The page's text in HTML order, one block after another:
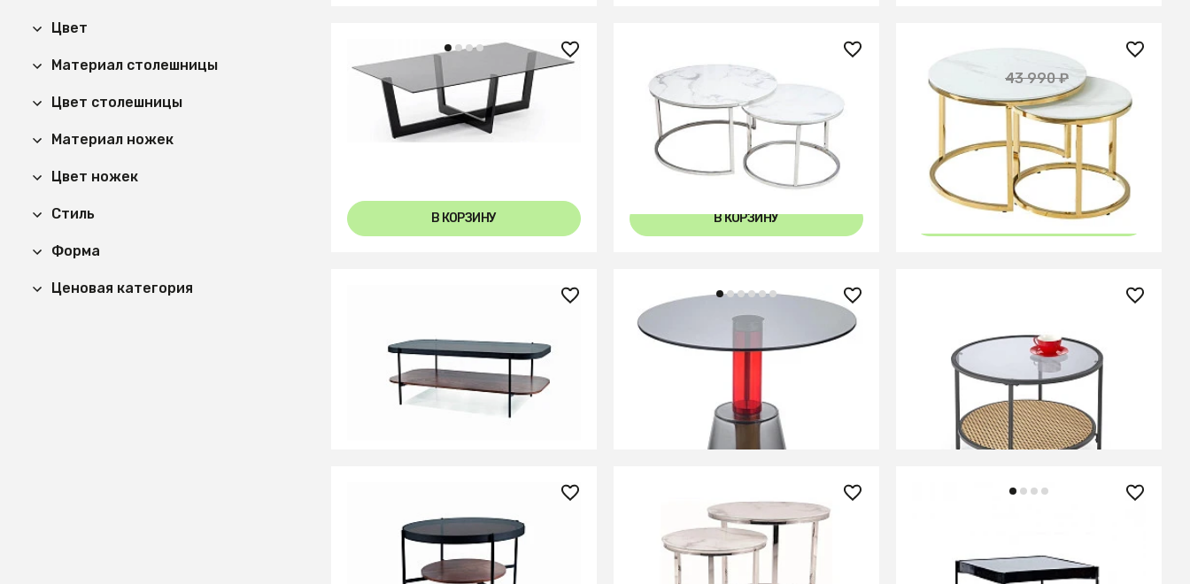
Цвет
Материал столешницы
Цвет столешницы
Материал ножек
Цвет ножек
Стиль
Форма
Ценовая категория
35 990 ₽
Журнальный столик Plum
В КОРЗИНУ
38 640 ₽
Комплект ATLANTA B 2 стола
бел.мрамор/хром
В КОРЗИНУ
25 440 ₽ 43 990 ₽ — 42%
Набор 2стола Селена 60 и 45 см
стекло белый
В КОРЗИНУ
Стол журнальный Signal PRIMA A
(орех/черный мат)
В КОРЗИНУ
39 000 ₽
Столик кофейный amalie, D50 см,
В КОРЗИНУ
Стол журн. Halmar DAKOTA
дымчатый/натуральный
СООБЩИТЬ О ПОСТУПЛЕНИИ
Временно отсутствует
27 540 ₽
Стол журнальный Signal PRIMA B
(орех/черный мат)
Комплект Signal ATLANTA B II,
2стола бел/хром
0.6x0.32x0.32м